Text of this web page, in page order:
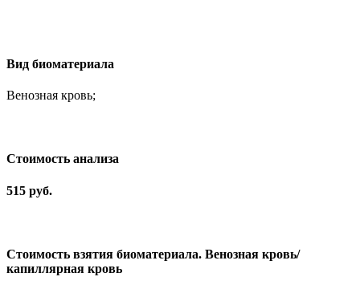
Вид биоматериала
Венозная кровь;
Cтоимость анализа
515 руб.
Стоимость взятия биоматериала. Венозная кровь/
капиллярная кровь